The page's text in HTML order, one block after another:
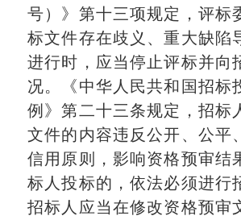
号）》第十三项规定，评标
标文件存在歧义、重大缺陷
进行时，应当停止评标并向
况。《中华人民共和国招标
例》第二十三条规定，招标
文件的内容违反公开、公平
信用原则，影响资格预审结
标人投标的，依法必须进行
招标人应当在修改资格预审